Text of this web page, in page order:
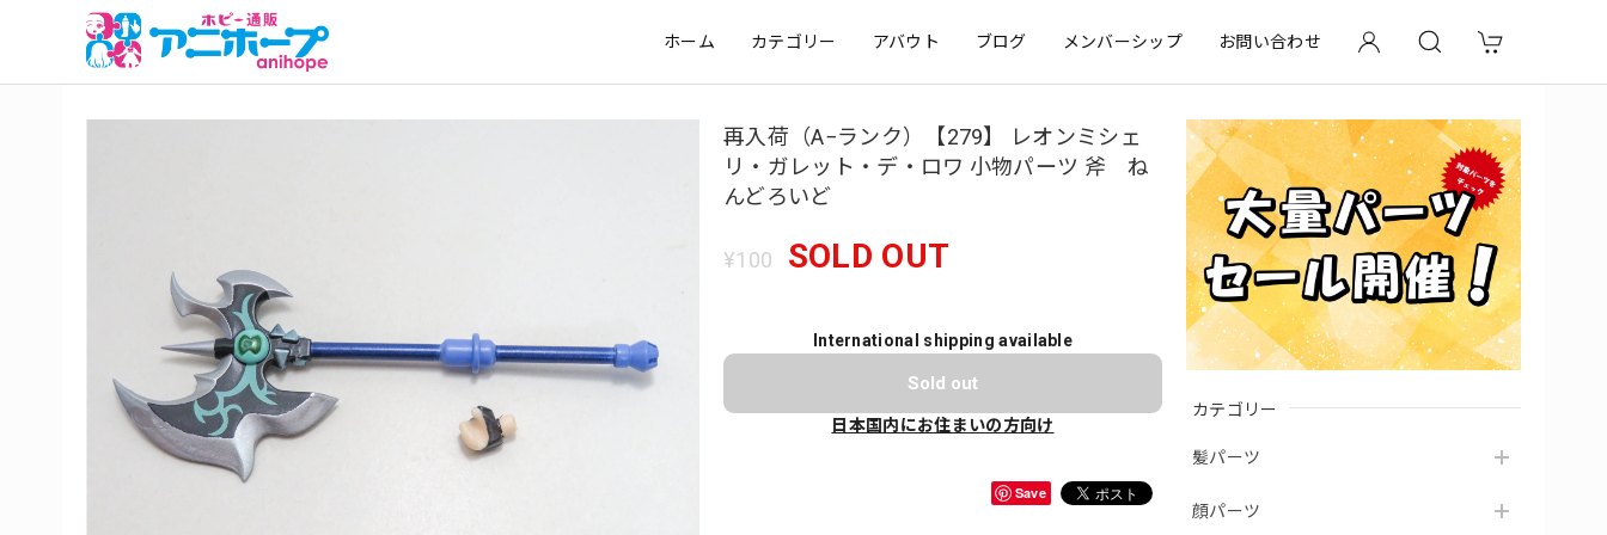
ホーム カテゴリー アバウト ブログ メンバーシップ お問い合わせ
カテゴリー
髪パーツ
顔パーツ
再入荷（A−ランク）【279】 レオンミシェ
リ・ガレット・デ・ロワ 小物パーツ 斧 ね
んどろいど
¥100 SOLD OUT
International shipping available
Sold out
日本国内にお住まいの方向け
Save